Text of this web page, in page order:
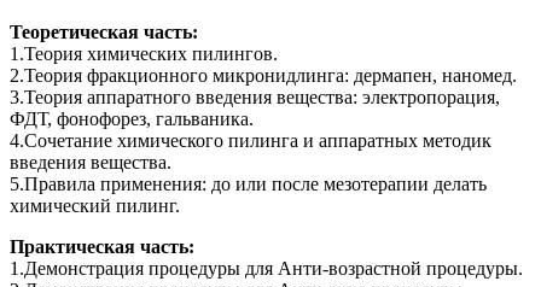
Теоретическая часть:
1.Теория химических пилингов.
2.Теория фракционного микронидлинга: дермапен, наномед.
3.Теория аппаратного введения вещества: электропорация,
ФДТ, фонофорез, гальваника.
4.Сочетание химического пилинга и аппаратных методик
введения вещества.
5.Правила применения: до или после мезотерапии делать
химический пилинг.
Практическая часть:
1.Демонстрация процедуры для Анти-возрастной процедуры.